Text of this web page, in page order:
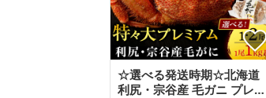
☆選べる発送時期☆北海道
利尻・宗谷産 毛ガニ プレミ